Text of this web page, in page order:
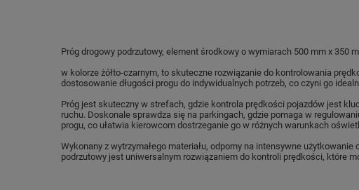
Próg drogowy podrzutowy, element środkowy o wymiarach 500 mm x 350
w kolorze żółto-czarnym, to skuteczne rozwiązanie do kontrolowania
dostosowanie długości progu do indywidualnych potrzeb, co czyni go
Próg jest skuteczny w strefach, gdzie kontrola prędkości pojazdów jest
ruchu. Doskonale sprawdza się na parkingach, gdzie pomaga w
progu, co ułatwia kierowcom dostrzeganie go w różnych warunkach
Wykonany z wytrzymałego materiału, odporny na intensywne
podrzutowy jest uniwersalnym rozwiązaniem do kontroli prędkości, które